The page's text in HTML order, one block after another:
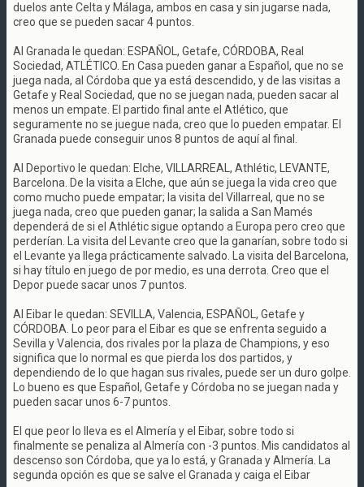
duelos ante Celta y Málaga, ambos en casa y sin jugarse nada,
creo que se pueden sacar 4 puntos.
Al Granada le quedan: ESPAÑOL, Getafe, CÓRDOBA, Real
Sociedad, ATLÉTICO. En Casa pueden ganar a Español, que no se
juega nada, al Córdoba que ya está descendido, y de las visitas a
Getafe y Real Sociedad, que no se juegan nada, pueden sacar al
menos un empate. El partido final ante el Atlético, que
seguramente no se juegue nada, creo que lo pueden empatar. El
Granada puede conseguir unos 8 puntos de aquí al final.
Al Deportivo le quedan: Elche, VILLARREAL, Athlétic, LEVANTE,
Barcelona. De la visita a Elche, que aún se juega la vida creo que
como mucho puede empatar; la visita del Villarreal, que no se
juega nada, creo que pueden ganar; la salida a San Mamés
dependerá de si el Athlétic sigue optando a Europa pero creo que
perderían. La visita del Levante creo que la ganarían, sobre todo si
el Levante ya llega prácticamente salvado. La visita del Barcelona,
si hay título en juego de por medio, es una derrota. Creo que el
Depor puede sacar unos 7 puntos.
Al Eibar le quedan: SEVILLA, Valencia, ESPAÑOL, Getafe y
CÓRDOBA. Lo peor para el Eibar es que se enfrenta seguido a
Sevilla y Valencia, dos rivales por la plaza de Champions, y eso
significa que lo normal es que pierda los dos partidos, y
dependiendo de lo que hagan sus rivales, puede ser un duro golpe.
Lo bueno es que Español, Getafe y Córdoba no se juegan nada y
pueden sacar unos 6-7 puntos.
El que peor lo lleva es el Almería y el Eibar, sobre todo si
finalmente se penaliza al Almería con -3 puntos. Mis candidatos al
descenso son Córdoba, que ya lo está, y Granada y Almería. La
segunda opción es que se salve el Granada y caiga el Eibar